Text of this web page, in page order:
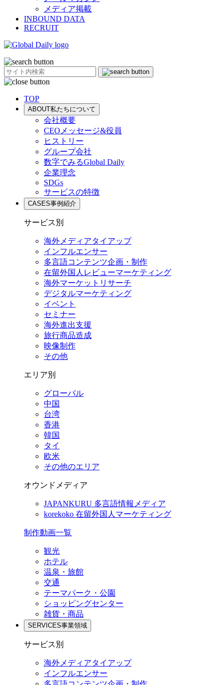
メディア掲載
INBOUND DATA
RECRUIT
TOP
ABOUT私たちについて
会社概要
CEOメッセージ&役員
ヒストリー
グループ会社
数字でみるGlobal Daily
企業理念
SDGs
サービスの特徴
CASES事例紹介
サービス別
海外メディアタイアップ
インフルエンサー
多言語コンテンツ企画・制作
在留外国⼈レビューマーケティング
海外マーケットリサーチ
デジタルマーケティング
イベント
セミナー
海外進出支援
旅行商品造成
映像制作
その他
エリア別
グローバル
中国
台湾
香港
韓国
タイ
欧米
その他のエリア
オウンドメディア
JAPANKURU 多言語情報メディア
korekoko 在留外国人マーケティング
制作動画一覧
観光
ホテル
温泉・旅館
交通
テーマパーク・公園
ショッピングセンター
雑貨・商品
SERVICES事業領域
サービス別
海外メディアタイアップ
インフルエンサー